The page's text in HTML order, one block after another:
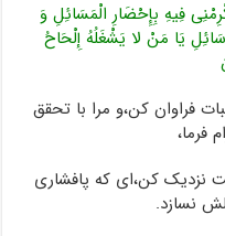
فِیهِ بِإِحْضَارِ الْمَسَائِلِ وَ
یَا مَنْ لا یَشْغَلُهُ إِلْحَاحُ
فراوان کن،و مرا با تحقق
فرما،
نزدیک‏ کن،اى که پافشارى
نسازد.